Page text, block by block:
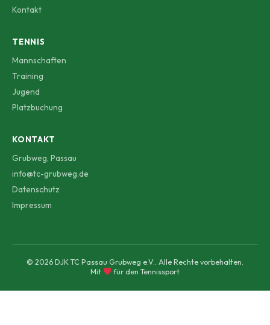
Kontakt
TENNIS
Mannschaften
Training
Jugend
Platzbuchung
KONTAKT
Grubweg, Passau
info@tc-grubweg.de
Datenschutz
Impressum
© 2026 DJK TC Passau Grubweg e.V.. Alle Rechte vorbehalten.
Mit
für den Tennissport